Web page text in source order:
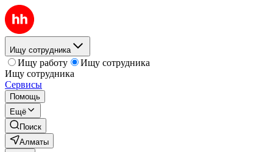
Ищу сотрудника
Ищу работу
Ищу сотрудника
Ищу сотрудника
Сервисы
Помощь
Ещё
Поиск
Алматы